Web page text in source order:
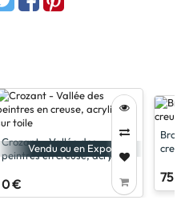
Vendu ou en Expo
Crozant - Vallée des
peintres en creuse, acrylique
0 € 75 €